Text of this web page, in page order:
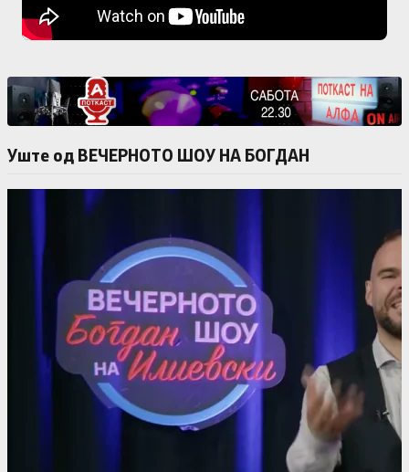
Уште од ВЕЧЕРНОТО ШОУ НА БОГДАН